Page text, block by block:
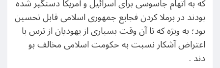
بودند در برملا کردن فجایع جمهوری اسلامی قابل تحسین
بود؛ به ويژه که تا آن وقت بسیاری از یهودیان از ترس با
اعتراض آشکار نسبت به حکومت اسلامی مخالف بو
دند .